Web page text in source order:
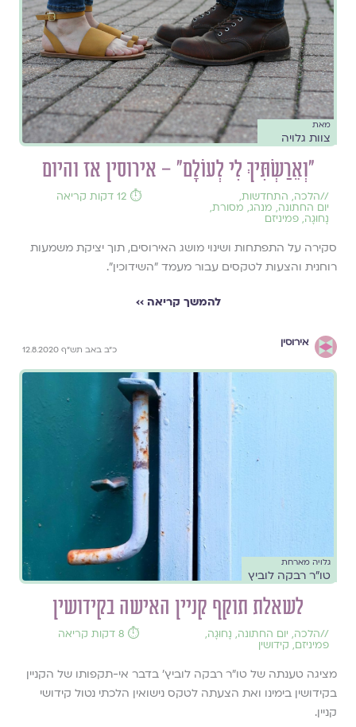
מאת
צוות גלויה
"וְאֵרַשְׂתִּיךְ לִי לְעוֹלָם" – אירוסין אז והיום
//הלכה, התחדשות,
יום החתונה, מנהג, מסורת,
נָחוּגָה, פמיניזם
⏱️ 12 דקות קריאה
סקירה על התפתחות ושינוי מושג האירוסים, תוך יציקת משמעות
רוחנית והצעות לטקסים עבור מעמד "השידוכין".
להמשך קריאה ››
אירוסין
כ"ב באב תש"ף 12.8.2020
גלויה מארחת
טו"ר רבקה לוביץ
לשאלת תוקף קניין האישה בקידושין
//הלכה, יום החתונה, נָחוּגָה,
פמיניזם, קידושין
⏱️ 8 דקות קריאה
מציגה טענתה של טו"ר רבקה לוביץ' בדבר אי-תקפותו של הקניין
בקידושין בימינו ואת הצעתה לטקס נישואין הלכתי נטול קידושי
קניין.